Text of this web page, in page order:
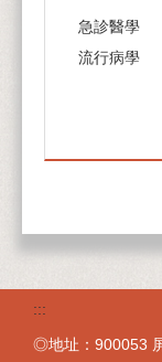
急診醫學
流行病學
:::
◎地址：900053